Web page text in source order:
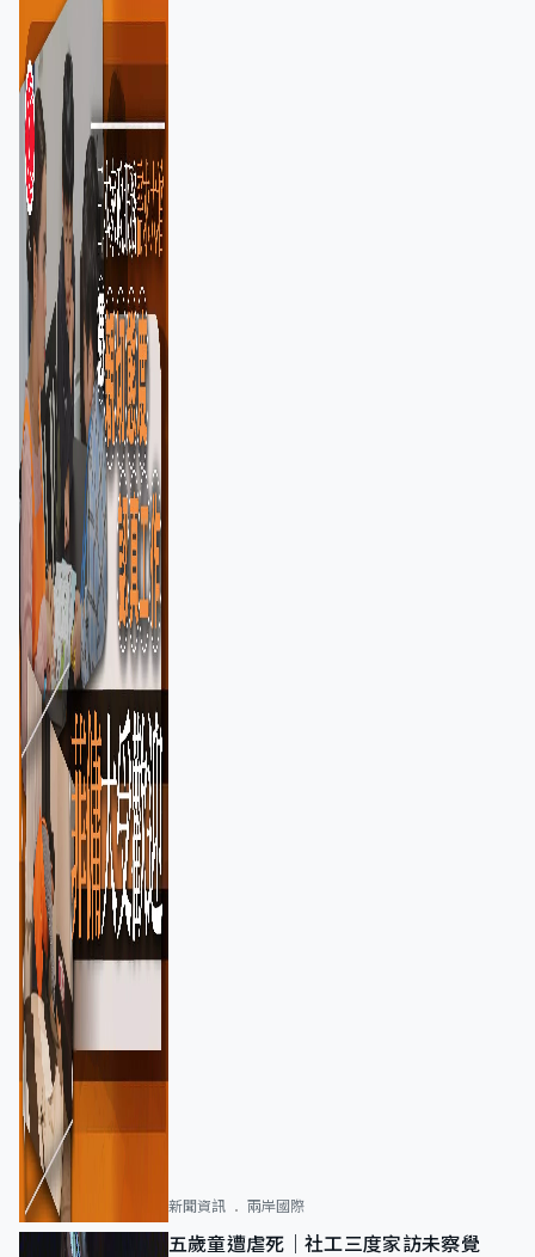
新聞資訊 兩岸國際
五歲童遭虐死｜社工三度家訪未察覺